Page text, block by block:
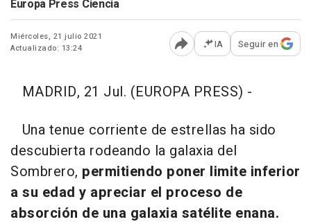
Europa Press Ciencia
Miércoles, 21 julio 2021
Actualizado: 13:24
Abrir opciones para
IA Seguir en
MADRID, 21 Jul. (EUROPA PRESS) -
Una tenue corriente de estrellas ha sido
descubierta rodeando la galaxia del
Sombrero, permitiendo poner limite inferior
a su edad y apreciar el proceso de
absorción de una galaxia satélite enana.